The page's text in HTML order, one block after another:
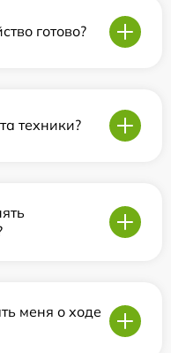
готово?
техники?
меня о ходе